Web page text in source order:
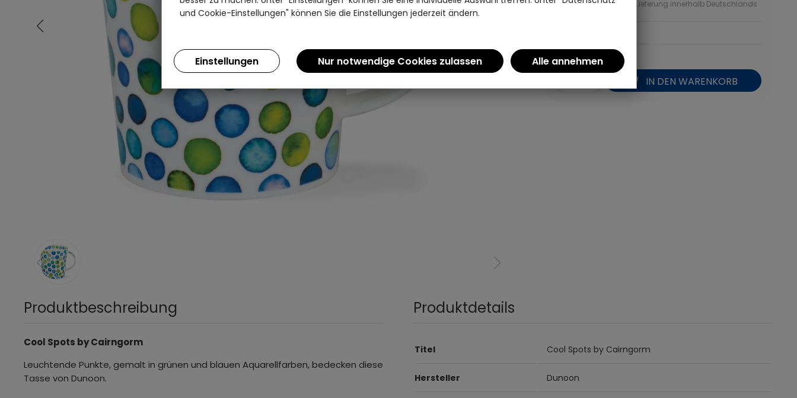
ab 50 Euro kostenlose Lieferung innerhalb Deutschlands
IN DEN WARENKORB
Produktbeschreibung
Cool Spots by Cairngorm
Leuchtende Punkte, gemalt in grünen und blauen Aquarellfarben, bedecken diese
Tasse von Dunoon.
Produktdetails
Titel Cool Spots by Cairngorm
Hersteller Dunoon
und Cookie-Einstellungen" können Sie die Einstellungen jederzeit ändern.
Einstellungen